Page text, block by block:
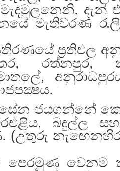
දැන්
මැතිවරණ
ප්‍රතිඵල
රත්නපුර,
ජයගන්නේ
බදුල්ල
(උතුරු
පෙරමුණ වෙනම